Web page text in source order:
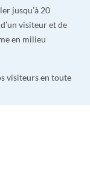
jusqu’à 20
visiteur et de
en milieu
visiteurs en toute